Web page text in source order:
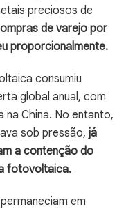
preciosos de
de varejo por
proporcionalmente.
consumiu
global anual, com
China. No entanto,
sob pressão, já
a contenção do
fotovoltaica.
em